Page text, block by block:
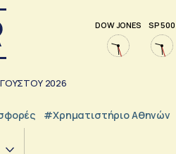
DOW JONES SP 500
2026
#Χρηματιστήριο Αθηνών